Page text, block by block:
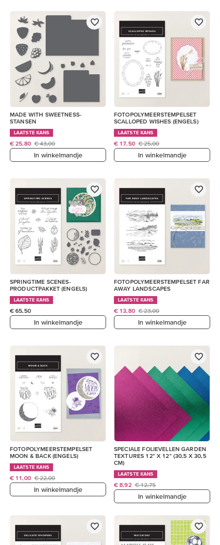
MADE WITH SWEETNESS-
STANSEN
LAATSTE KANS
€ 25,80 € 43,00
In winkelmandje
FOTOPOLYMEERSTEMPELSET
SCALLOPED WISHES (ENGELS)
LAATSTE KANS
€ 17,50 € 25,00
In winkelmandje
SPRINGTIME SCENES-
PRODUCTPAKKET (ENGELS)
LAATSTE KANS
€ 65,50
In winkelmandje
FOTOPOLYMEERSTEMPELSET FAR
AWAY LANDSCAPES
LAATSTE KANS
€ 13,80 € 23,00
In winkelmandje
FOTOPOLYMEERSTEMPELSET
MOON & BACK (ENGELS)
LAATSTE KANS
€ 11,00 € 22,00
In winkelmandje
SPECIALE FOLIEVELLEN GARDEN
TEXTURES 12" X 12" (30,5 X 30,5
CM)
LAATSTE KANS
€ 8,92 € 12,75
In winkelmandje